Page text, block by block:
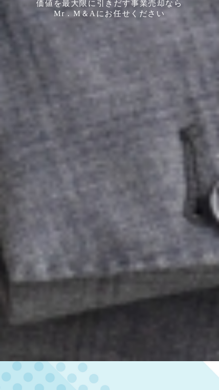
価値を最大限に引きだす事業売却なら
Mr．M＆Aにお任せください